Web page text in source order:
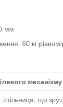
мм
60 кг
механізму
стільниця, що